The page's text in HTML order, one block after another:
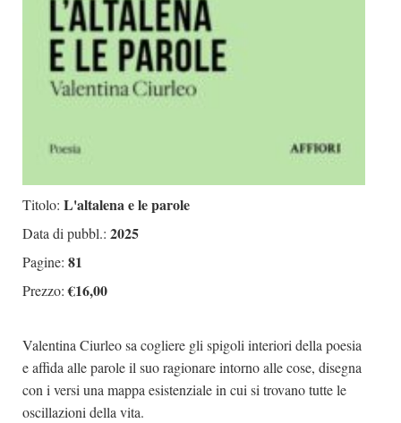
Salone di Torino
Marketing
Titolo: L'altalena e le parole
Data di pubbl.: 2025
Pagine: 81
Prezzo:€16,00
Valentina Ciurleo sa cogliere gli spigoli interiori della poesia
e affida alle parole il suo ragionare intorno alle cose, disegna
con i versi una mappa esistenziale in cui si trovano tutte le
oscillazioni della vita.